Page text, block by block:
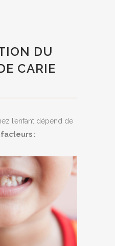
DU
CARIE
l’enfant dépend de
: